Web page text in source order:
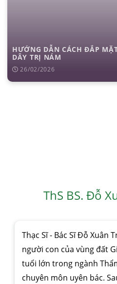
HƯỚNG DẪN CÁCH ĐẮP
DÂY TRỊ NÁM
26/02/2026
ThS BS. Đỗ
Thạc Sĩ - Bác Sĩ Đỗ Xuân
người con của vùng đất
tuổi lớn trong ngành
chuyên môn uyên bác.